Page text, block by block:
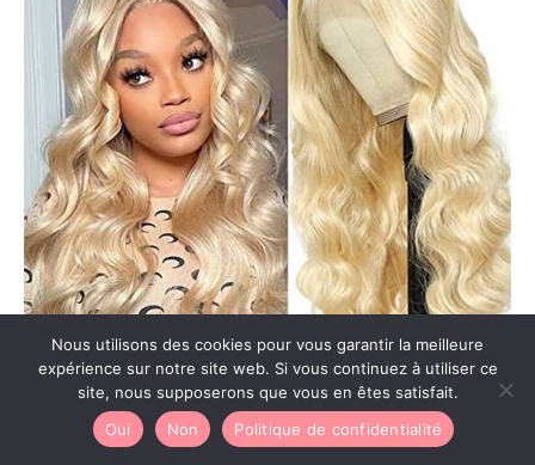
Test : perruque bresilienne 613 blond body wave 26
Nous utilisons des cookies pour vous garantir la meilleure
expérience sur notre site web. Si vous continuez à utiliser ce
site, nous supposerons que vous en êtes satisfait.
Oui
Non Politique de confidentialité